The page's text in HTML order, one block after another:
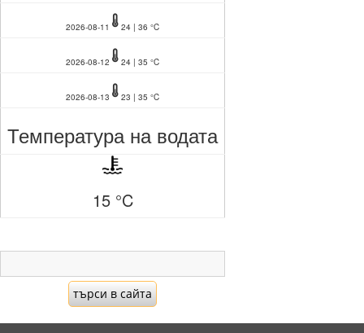
2026-08-11 24 | 36 °C
2026-08-12 24 | 35 °C
2026-08-13 23 | 35 °C
Температура на водата
15 °C